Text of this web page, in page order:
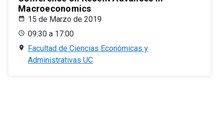
Macroeconomics
15 de Marzo de 2019
09:30 a 17:00
Facultad de Ciencias Económicas y
Administrativas UC